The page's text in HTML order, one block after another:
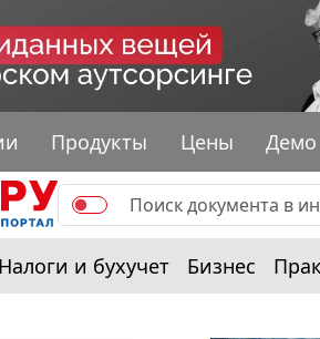
Продукты Цены Демо
Налоги и бухучет Бизнес